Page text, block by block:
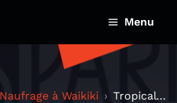
Menu
Naufrage à Waikiki Tropical Club : Reprends moi #3